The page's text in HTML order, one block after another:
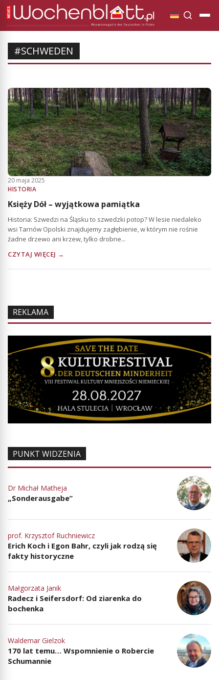
#SCHWEDEN
20 maja 2025
HISTORIA
Księży Dół – wyjątkowa pamiątka
Historia: Szwedzi na Śląsku to szwedzki potop? W lesie niedaleko
wsi Tarnów Opolski znajdujemy zagłębienie, w którym nie rośnie
żadne drzewo ani krzew, tylko drobne...
CZYTAJ WIĘCEJ →
REKLAMA
PUNKT WIDZENIA
Dr Michał Matheja
„Sonderausgabe”
prof. Krzysztof Ruchniewicz
Erich Koch i Egon Bahr, czyli jak rodzą się
fakty historyczne
Małgorzata Janik
Radecz i Seifersdorf: Od ziarenka do
bochenka
Waldemar Gielzok
170 lat temu… Wspomnienie o Robercie
Schumannie